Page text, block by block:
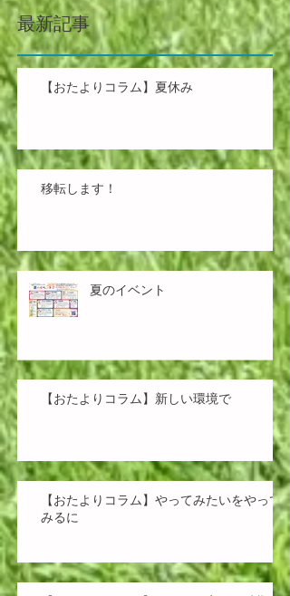
最新記事
【おたよりコラム】夏休み
移転します！
夏のイベント
【おたよりコラム】新しい環境で
【おたよりコラム】やってみたいをやって
みるに